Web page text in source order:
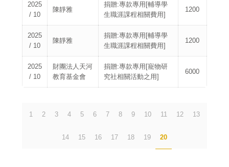
2025
/ 10
陳靜雅
捐贈:專款專用[輔導學
生職涯課程相關費用]
1200
2025
/ 10
陳靜雅
捐贈:專款專用[輔導學
生職涯課程相關費用]
1200
2025
/ 10
財團法人天河
教育基金會
捐贈:專款專用[寵物研
究社相關活動之用]
6000
1 2 3 4 5 6 7 8 9 10 11 12 13
14 15 16 17 18 19 20